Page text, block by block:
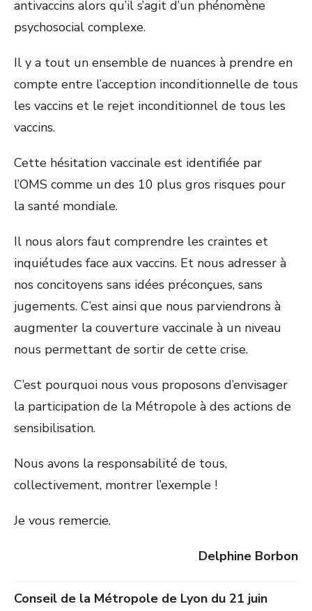
antivaccins alors qu’il s’agit d’un phénomène
psychosocial complexe.
Il y a tout un ensemble de nuances à prendre en
compte entre l’acception inconditionnelle de tous
les vaccins et le rejet inconditionnel de tous les
vaccins.
Cette hésitation vaccinale est identifiée par
l’OMS comme un des 10 plus gros risques pour
la santé mondiale.
Il nous alors faut comprendre les craintes et
inquiétudes face aux vaccins. Et nous adresser à
nos concitoyens sans idées préconçues, sans
jugements. C’est ainsi que nous parviendrons à
augmenter la couverture vaccinale à un niveau
nous permettant de sortir de cette crise.
C’est pourquoi nous vous proposons d’envisager
la participation de la Métropole à des actions de
sensibilisation.
Nous avons la responsabilité de tous,
collectivement, montrer l’exemple !
Je vous remercie.
Delphine Borbon
Conseil de la Métropole de Lyon du 21 juin